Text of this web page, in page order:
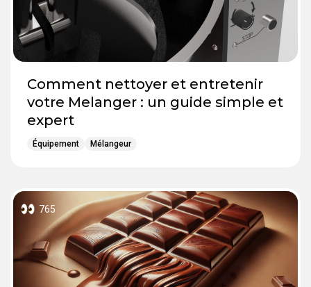
Comment nettoyer et entretenir
votre Melanger : un guide simple et
expert
Équipement Mélangeur
765